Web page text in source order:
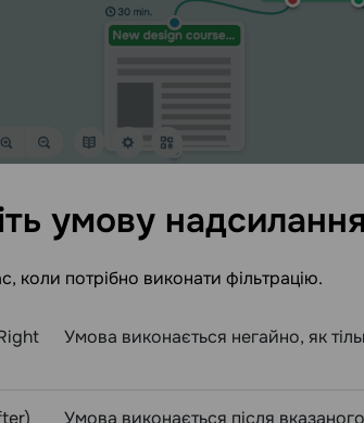
умову надсилання
коли потрібно виконати фільтрацію.
Умова виконається негайно, як
Умова виконається після